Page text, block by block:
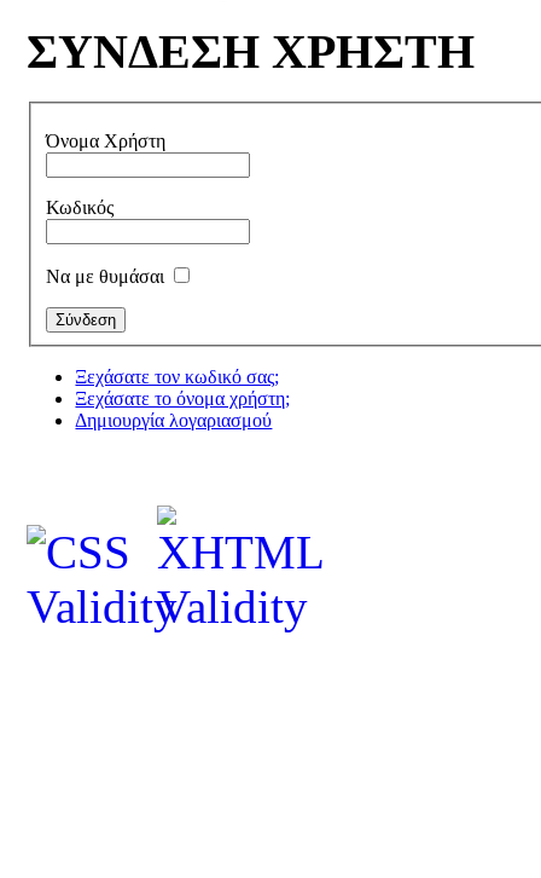
ΣΥΝΔΕΣΗ ΧΡΗΣΤΗ
Όνομα Χρήστη
Κωδικός
Να με θυμάσαι
Ξεχάσατε τον κωδικό σας;
Ξεχάσατε το όνομα χρήστη;
Δημιουργία λογαριασμού